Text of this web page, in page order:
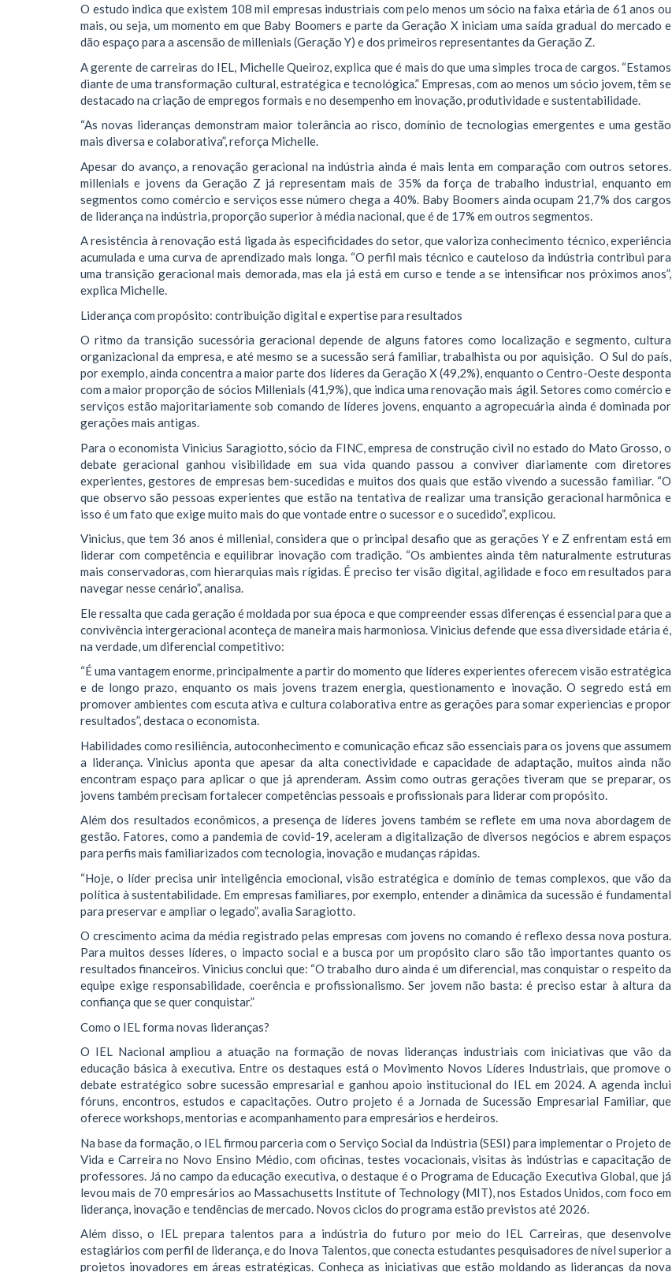
O estudo indica que existem 108 mil empresas industriais com pelo menos um sócio na faixa etária de 61 anos ou
mais, ou seja, um momento em que Baby Boomers e parte da Geração X iniciam uma saída gradual do mercado e
dão espaço para a ascensão de millenials (Geração Y) e dos primeiros representantes da Geração Z.
A gerente de carreiras do IEL, Michelle Queiroz, explica que é mais do que uma simples troca de cargos. “Estamos
diante de uma transformação cultural, estratégica e tecnológica.” Empresas, com ao menos um sócio jovem, têm se
destacado na criação de empregos formais e no desempenho em inovação, produtividade e sustentabilidade.
“As novas lideranças demonstram maior tolerância ao risco, domínio de tecnologias emergentes e uma gestão
mais diversa e colaborativa”, reforça Michelle.
Apesar do avanço, a renovação geracional na indústria ainda é mais lenta em comparação com outros setores.
millenials e jovens da Geração Z já representam mais de 35% da força de trabalho industrial, enquanto em
segmentos como comércio e serviços esse número chega a 40%. Baby Boomers ainda ocupam 21,7% dos cargos
de liderança na indústria, proporção superior à média nacional, que é de 17% em outros segmentos.
A resistência à renovação está ligada às especificidades do setor, que valoriza conhecimento técnico, experiência
acumulada e uma curva de aprendizado mais longa. “O perfil mais técnico e cauteloso da indústria contribui para
uma transição geracional mais demorada, mas ela já está em curso e tende a se intensificar nos próximos anos”,
explica Michelle.
Liderança com propósito: contribuição digital e expertise para resultados
O ritmo da transição sucessória geracional depende de alguns fatores como localização e segmento, cultura
organizacional da empresa, e até mesmo se a sucessão será familiar, trabalhista ou por aquisição. O Sul do país,
por exemplo, ainda concentra a maior parte dos líderes da Geração X (49,2%), enquanto o Centro-Oeste desponta
com a maior proporção de sócios Millenials (41,9%), que indica uma renovação mais ágil. Setores como comércio e
serviços estão majoritariamente sob comando de líderes jovens, enquanto a agropecuária ainda é dominada por
gerações mais antigas.
Para o economista Vinicius Saragiotto, sócio da FINC, empresa de construção civil no estado do Mato Grosso, o
debate geracional ganhou visibilidade em sua vida quando passou a conviver diariamente com diretores
experientes, gestores de empresas bem-sucedidas e muitos dos quais que estão vivendo a sucessão familiar. “O
que observo são pessoas experientes que estão na tentativa de realizar uma transição geracional harmônica e
isso é um fato que exige muito mais do que vontade entre o sucessor e o sucedido”, explicou.
Vinicius, que tem 36 anos é millenial, considera que o principal desafio que as gerações Y e Z enfrentam está em
liderar com competência e equilibrar inovação com tradição. “Os ambientes ainda têm naturalmente estruturas
mais conservadoras, com hierarquias mais rígidas. É preciso ter visão digital, agilidade e foco em resultados para
navegar nesse cenário”, analisa.
Ele ressalta que cada geração é moldada por sua época e que compreender essas diferenças é essencial para que a
convivência intergeracional aconteça de maneira mais harmoniosa. Vinicius defende que essa diversidade etária é,
na verdade, um diferencial competitivo:
“É uma vantagem enorme, principalmente a partir do momento que líderes experientes oferecem visão estratégica
e de longo prazo, enquanto os mais jovens trazem energia, questionamento e inovação. O segredo está em
promover ambientes com escuta ativa e cultura colaborativa entre as gerações para somar experiencias e propor
resultados”, destaca o economista.
Habilidades como resiliência, autoconhecimento e comunicação eficaz são essenciais para os jovens que assumem
a liderança. Vinicius aponta que apesar da alta conectividade e capacidade de adaptação, muitos ainda não
encontram espaço para aplicar o que já aprenderam. Assim como outras gerações tiveram que se preparar, os
jovens também precisam fortalecer competências pessoais e profissionais para liderar com propósito.
Além dos resultados econômicos, a presença de líderes jovens também se reflete em uma nova abordagem de
gestão. Fatores, como a pandemia de covid-19, aceleram a digitalização de diversos negócios e abrem espaços
para perfis mais familiarizados com tecnologia, inovação e mudanças rápidas.
“Hoje, o líder precisa unir inteligência emocional, visão estratégica e domínio de temas complexos, que vão da
política à sustentabilidade. Em empresas familiares, por exemplo, entender a dinâmica da sucessão é fundamental
para preservar e ampliar o legado”, avalia Saragiotto.
O crescimento acima da média registrado pelas empresas com jovens no comando é reflexo dessa nova postura.
Para muitos desses líderes, o impacto social e a busca por um propósito claro são tão importantes quanto os
resultados financeiros. Vinicius conclui que: “O trabalho duro ainda é um diferencial, mas conquistar o respeito da
equipe exige responsabilidade, coerência e profissionalismo. Ser jovem não basta: é preciso estar à altura da
confiança que se quer conquistar.”
Como o IEL forma novas lideranças?
O IEL Nacional ampliou a atuação na formação de novas lideranças industriais com iniciativas que vão da
educação básica à executiva. Entre os destaques está o Movimento Novos Líderes Industriais, que promove o
debate estratégico sobre sucessão empresarial e ganhou apoio institucional do IEL em 2024. A agenda inclui
fóruns, encontros, estudos e capacitações. Outro projeto é a Jornada de Sucessão Empresarial Familiar, que
oferece workshops, mentorias e acompanhamento para empresários e herdeiros.
Na base da formação, o IEL firmou parceria com o Serviço Social da Indústria (SESI) para implementar o Projeto de
Vida e Carreira no Novo Ensino Médio, com oficinas, testes vocacionais, visitas às indústrias e capacitação de
professores. Já no campo da educação executiva, o destaque é o Programa de Educação Executiva Global, que já
levou mais de 70 empresários ao Massachusetts Institute of Technology (MIT), nos Estados Unidos, com foco em
liderança, inovação e tendências de mercado. Novos ciclos do programa estão previstos até 2026.
Além disso, o IEL prepara talentos para a indústria do futuro por meio do IEL Carreiras, que desenvolve
estagiários com perfil de liderança, e do Inova Talentos, que conecta estudantes pesquisadores de nível superior a
projetos inovadores em áreas estratégicas. Conheça as iniciativas que estão moldando as lideranças da nova